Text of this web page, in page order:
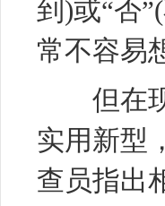
到)或“否
常不容易
但在现
实用新型
查员指出